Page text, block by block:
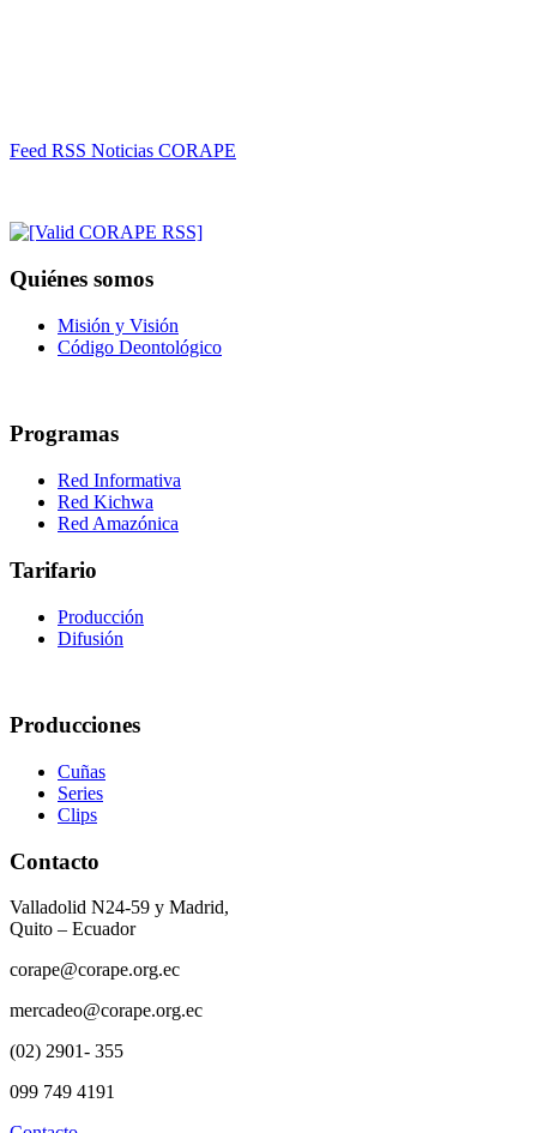
Feed RSS Noticias CORAPE
Quiénes somos
Misión y Visión
Código Deontológico
Programas
Red Informativa
Red Kichwa
Red Amazónica
Tarifario
Producción
Difusión
Producciones
Cuñas
Series
Clips
Contacto
Valladolid N24-59 y Madrid,
Quito – Ecuador
corape@corape.org.ec
mercadeo@corape.org.ec
(02) 2901- 355
099 749 4191